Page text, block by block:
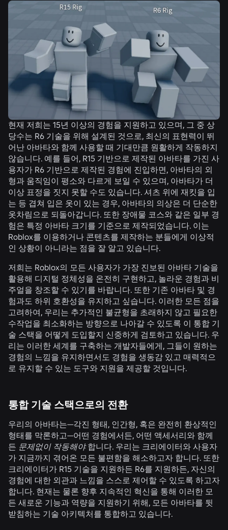
현재 저희는 15년 이상의 경험을 지원하고 있으며, 그 중 상
당수는 R6 기술을 위해 설계된 것으로, 최신의 표현력이 뛰
어난 아바타와 함께 사용할 때 기대만큼 원활하게 작동하지
않습니다. 예를 들어, R15 기반으로 제작된 아바타를 가진 사
용자가 R6 기반으로 제작된 경험에 진입하면, 아바타의 외
형과 움직임이 평소와 다르게 보일 수 있으며, 아바타가 더
이상 표정을 짓지 못할 수도 있습니다. 셔츠 위에 재킷을 입
는 등 겹쳐 입은 옷이 있는 경우, 아바타의 의상은 더 단순한
옷차림으로 되돌아갑니다. 또한 장애물 코스와 같은 일부 경
험은 특정 아바타 크기를 기준으로 제작되었습니다. 이는
Roblox를 이용하거나 콘텐츠를 제작하는 분들에게 이상적
인 상황이 아니라는 점을 잘 알고 있습니다.
저희는 Roblox의 모든 사용자가 가장 진보된 아바타 기술을
활용해 디지털 정체성을 온전히 구현하고, 놀라운 경험과 비
주얼을 창조할 수 있기를 바랍니다. 또한 기존 아바타 및 경
험과도 하위 호환성을 유지하고 싶습니다. 이러한 모든 점을
고려하여, 우리는 추가적인 불균형을 초래하지 않고 필요한
수작업을 최소화하는 방향으로 나아갈 수 있도록 이 통합 기
술 스택을 어떻게 도입할지 신중하게 검토하고 있습니다. 우
리는 이러한 세계를 구축하는 개발자들에게, 그들이 원하는
경험의 느낌을 유지하면서도 경험을 생동감 있고 매력적으
로 유지할 수 있는 도구와 지원을 제공할 것입니다.
통합 기술 스택으로의 전환
우리의 아바타는—각진 형태, 인간형, 혹은 완전히 환상적인
형태를 막론하고—어떤 경험에서든, 어떤 액세서리와 함께
든 문제없이 작동해야합니다. 우리는 크리에이터와 사용자
가 지금까지 겪어온 모든 불편함을 해소하고자 합니다. 또한
크리에이터가 R15 기술을 지원하든 R6를 지원하든, 자신의
경험에 대한 외관과 느낌을 스스로 제어할 수 있도록 하고자
합니다. 현재는 물론 향후 지속적인 혁신을 통해 이러한 모
든 새로운 기능과 역량을 지원하기 위해, 모든 아바타를 뒷
받침하는 기술 아키텍처를 통합하고 있습니다.